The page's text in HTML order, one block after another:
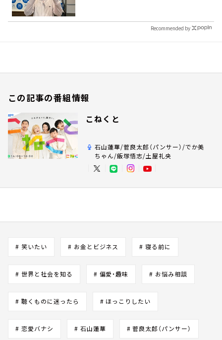
Recommended by
この記事の番組情報
こねくと
石山蓮華/菅良太郎（パンサー）/でか美
ちゃん/飯塚悟志/土屋礼央
# 笑いたい # お金とビジネス # 寝る前に
# 世界と社会を知る # 偏愛・趣味 # お悩み相談
# 聴くものに迷ったら # ほっこりしたい
# 恋愛バナシ # 石山蓮華 # 菅良太郎（パンサー）